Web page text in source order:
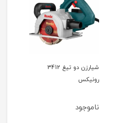
شیارزن دو تیغ 3412
رونیکس
ناموجود